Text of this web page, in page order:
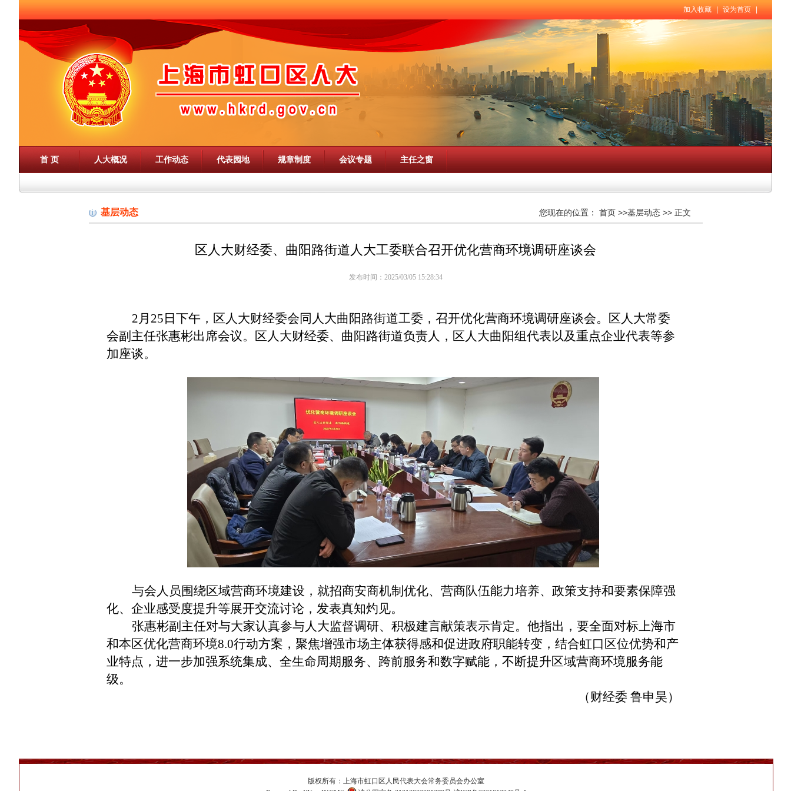
加入收藏 | 设为首页 |
首 页 人大概况 工作动态 代表园地 规章制度 会议专题 主任之窗
基层动态 您现在的位置： 首页>>基层动态>> 正文
区人大财经委、曲阳路街道人大工委联合召开优化营商环境调研座谈会
发布时间：2025/03/05 15:28:34
2月25日下午，区人大财经委会同 人大曲阳路街道工委，召开优化营商环境调研座谈会。区人大常委
会副主任张惠彬出席会议。区人大财经委、曲阳路街道负责人，区人大曲阳组代表以及重点企业代表等参
加座谈。
与会人员 围绕区域营商环境建设，就招商安商机制优化、营商队伍能力培养、政策支持和要素保障强
化、企业感受度提升等展开交流讨论，发表真知灼见。
张惠彬副主任对与大家认真参与人大监督调研、积极建言献策表示肯定。他指出，要全面对标上海市
和本区优化营商环境8.0行动方案，聚焦增强市场主体获得感和促进政府职能转变，结合虹口区位优势和产
业特点，进一步加强系统集成、全生命周期服务、跨前服务和数字赋能，不断提升区域营商环境服务能
级。
（财经委 鲁申昊）
版权所有：上海市虹口区人民代表大会常务委员会办公室